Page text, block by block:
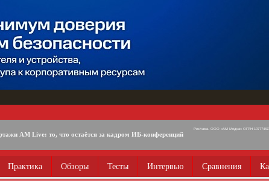
AM Live: то, что остаётся за кадром ИБ-конференций
Реклама. ООО «АМ Медиа» ОГРН
Практика Обзоры Тесты Интервью Сравнения